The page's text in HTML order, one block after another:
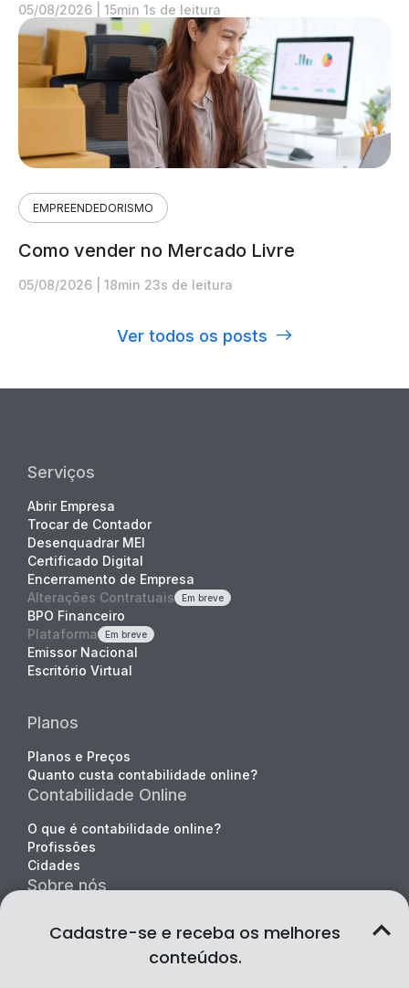
Cadastre-se e receba os melhores
conteúdos.
05/08/2026 15min 1s de leitura
EMPREENDEDORISMO
Como vender no Mercado Livre
05/08/2026 18min 23s de leitura
Ver todos os posts
Serviços
Abrir Empresa
Trocar de Contador
Desenquadrar MEI
Certificado Digital
Encerramento de Empresa
Alterações Contratuais
Em breve
BPO Financeiro
Plataforma
Em breve
Emissor Nacional
Escritório Virtual
Planos
Planos e Preços
Quanto custa contabilidade online?
Contabilidade Online
O que é contabilidade online?
Profissões
Cidades
Sobre nós
Falar com especialista